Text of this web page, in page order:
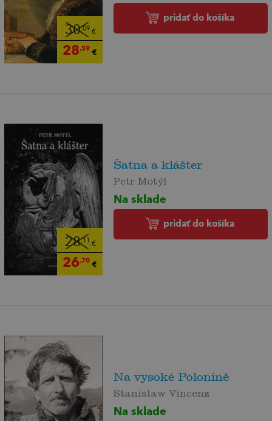
30,09 €
28,59 €
pridať do košíka
28,11 €
26,70€
Šatna a klášter
Petr Motýl
Na sklade
pridať do košíka
Na vysoké Polonině
Stanislaw Vincenz
Na sklade